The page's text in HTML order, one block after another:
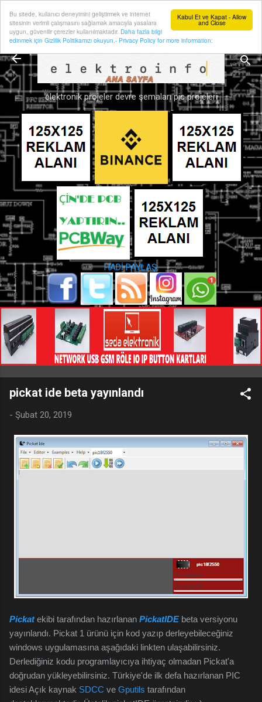
Kabul Et ve Kapat - Allow
and Close
Bu sitede, kullanıcı deneyimini geliştirmek ve internet
sitesinin verimli çalışmasını sağlamak amacıyla yasalara
uygun, güvenilir çerezler kullanılmaktadır. Daha fazla bilgi
edinmek için Gizlilik Politikamızı okuyun.- Privacy Policy for more information:
Ana içeriğe atla
elektronik projeler devre şemaları pic projeleri
HADİ PAYLAŞ:
pickat ide beta yayınlandı
- Şubat 20, 2019
Pickatekibi tarafından hazırlanan PickatIDEbeta versiyonu
yayınlandı. Pickat 1 ürünü için kod yazıp derleyebileceğiniz
windows uygulamasına aşağıdaki linkten ulaşabilirsiniz.
Derlediğiniz kodu programlayıcıya ihtiyaç olmadan Pickat'a
doğrudan yükleyebilirsiniz. Türkiye'de ilk defa hazırlanan PIC
idesi Açık kaynak SDCC ve Gputils tarafından